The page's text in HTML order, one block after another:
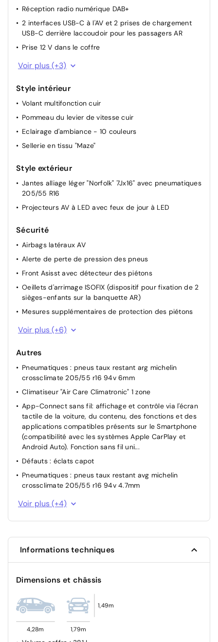
Système Start/Stop avec récupération d'énergie au
freinage
Rétroviseurs extérieurs à réglage et dégivrage
Miroirs de courtoisie éclairés dans les pare-soleils
Réception radio numérique DAB+
2 interfaces USB-C à l'AV et 2 prises de chargement
USB-C derrière laccoudoir pour les passagers AR
Prise 12 V dans le coffre
Rangement et prise 12 V à l'AV
Digital Cockpit Pro : combiné d'instruments digital avec
écran digital haute résolution de 10,25"
Voir plus (+3)
Style intérieur
Volant multifonction cuir
Pommeau du levier de vitesse cuir
Eclairage d'ambiance - 10 couleurs
Sellerie en tissu "Maze"
Style extérieur
Jantes alliage léger "Norfolk" 7Jx16" avec pneumatiques
205/55 R16
Projecteurs AV à LED avec feux de jour à LED
Sécurité
Airbags latéraux AV
Alerte de perte de pression des pneus
Front Asisst avec détecteur des piétons
Oeillets d'arrimage ISOFIX (dispositif pour fixation de 2
sièges-enfants sur la banquette AR)
Mesures supplémentaires de protection des piétons
Airbags frontaux AV conducteur et passager (Airbag
passager désactivable)
Lane Assist: Assistant de maintien dans la voie
Kit de dépannage : compresseur 12 V et produit
d'étanchéité de pneu
Feux AR à LED
Fatigue Detection : système de détection de fatigue
du conducteur qui analyse le comportement du
conducteur et recommande un temps de repos par
l'apparition d'un message visuel et sonore
Frein de stationnement électromécanique avec
fonction d'immobilisation en pente "Auto Hold" et
assistant de démarrage en côte
Voir plus (+6)
Autres
Pneumatiques : pneus taux restant arg michelin
crossclimate 205/55 r16 94v 6mm
Climatiseur "Air Care Climatronic" 1 zone
App-Connect sans fil: affichage et contrôle via l'écran
tactile de la voiture, du contenu, des fonctions et des
applications compatibles présents sur le Smartphone
(compatibilité avec les systèmes Apple CarPlay et
Android Auto). Fonction sans fil uni...
Défauts : éclats capot
Pneumatiques : pneus taux restant avg michelin
crossclimate 205/55 r16 94v 4.7mm
Pneumatiques : pneus taux restant ard michelin
crossclimate 205/55 r16 94v 6mm
Défauts : pare choc avant rayures
Pneumatiques : pneus taux restant avd michelin
crossclimate 205/55 r16 94v 3.3mm
Défauts : legeres griffures volant
Voir plus (+4)
Informations techniques
Dimensions et châssis
4,28m 1,79m
1,49m